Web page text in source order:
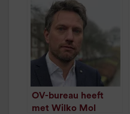
OV-bureau heeft
met Wilko Mol